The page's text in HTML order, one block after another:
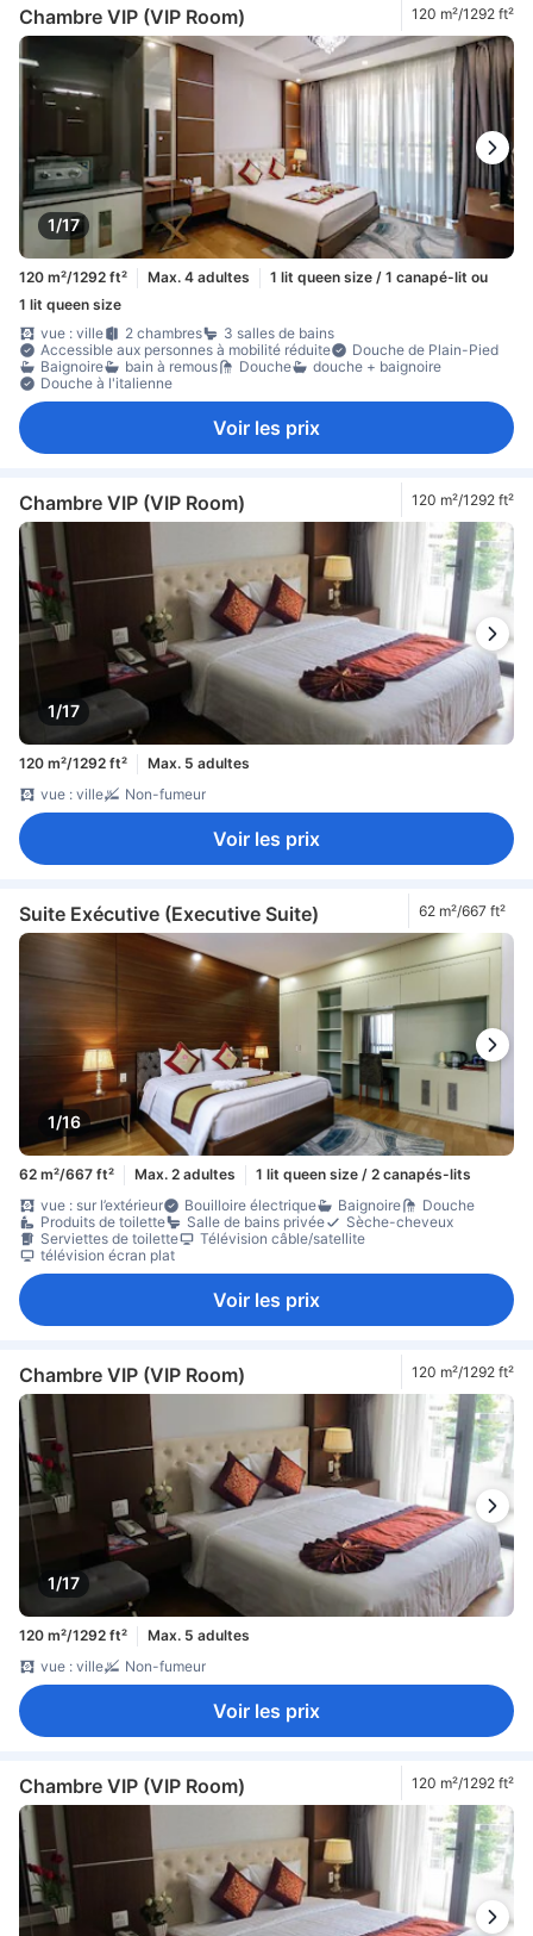
Chambre VIP (VIP Room) 120 m²/1292 ft²
1/17
120 m²/1292 ft² Max. 4 adultes
1 lit queen size / 1 canapé-lit ou
1 lit queen size
vue : ville
2 chambres
3 salles de bains
Accessible aux personnes à mobilité réduite
Douche de Plain-Pied
Baignoire
bain à remous Douche
douche + baignoire
Douche à l'italienne
Voir les prix
Chambre VIP (VIP Room) 120 m²/1292 ft²
1/17
120 m²/1292 ft²
Max. 5 adultes
vue : ville
Non-fumeur
Voir les prix
Suite Exécutive (Executive Suite) 62 m²/667 ft²
1/16
62 m²/667 ft² Max. 2 adultes
1 lit queen size / 2 canapés-lits
vue : sur l’extérieur
Bouilloire électrique Baignoire
Douche
Produits de toilette
Salle de bains privée
Sèche-cheveux
Serviettes de toilette
Télévision câble/satellite
télévision écran plat
Voir les prix
Chambre VIP (VIP Room) 120 m²/1292 ft²
1/17
120 m²/1292 ft²
Max. 5 adultes
vue : ville
Non-fumeur
Voir les prix
Chambre VIP (VIP Room) 120 m²/1292 ft²